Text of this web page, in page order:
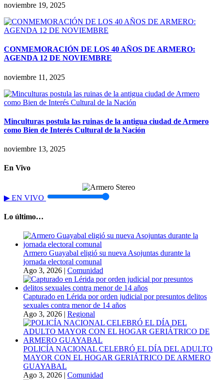
noviembre 19, 2025
CONMEMORACIÓN DE LOS 40 AÑOS DE ARMERO:
AGENDA 12 DE NOVIEMBRE
noviembre 11, 2025
Minculturas postula las ruinas de la antigua ciudad de Armero
como Bien de Interés Cultural de la Nación
noviembre 13, 2025
En Vivo
▶ EN VIVO
Lo último…
Armero Guayabal eligió su nueva Asojuntas durante la
jornada electoral comunal
Ago 3, 2026 | Comunidad
Capturado en Lérida por orden judicial por presuntos delitos
sexuales contra menor de 14 años
Ago 3, 2026 | Regional
POLICÍA NACIONAL CELEBRÓ EL DÍA DEL ADULTO
MAYOR CON EL HOGAR GERIÁTRICO DE ARMERO
GUAYABAL
Ago 3, 2026 | Comunidad